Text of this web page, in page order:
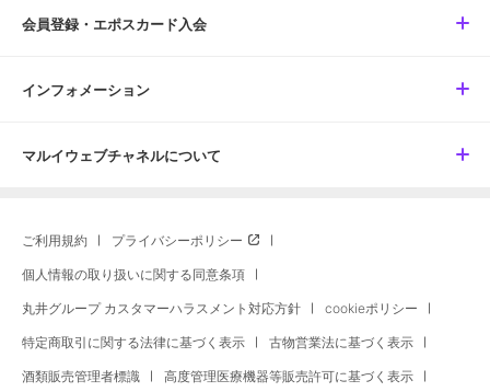
会員登録・エポスカード入会
インフォメーション
マルイウェブチャネルについて
ご利用規約 プライバシーポリシー
個人情報の取り扱いに関する同意条項
丸井グループ カスタマーハラスメント対応方針 cookieポリシー
特定商取引に関する法律に基づく表示 古物営業法に基づく表示
酒類販売管理者標識 高度管理医療機器等販売許可に基づく表示